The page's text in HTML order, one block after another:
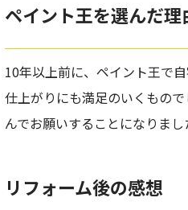
ペイント王を選んだ理
10年以上前に、ペイント王で
仕上がりにも満足のいくもの
んでお願いすることになりまし
リフォーム後の感想